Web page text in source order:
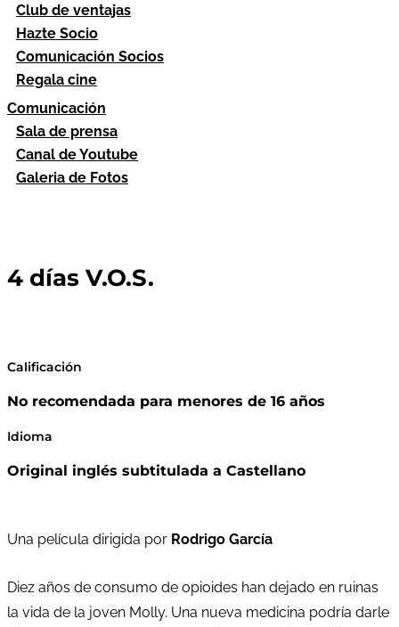
Club de ventajas
Hazte Socio
Comunicación Socios
Regala cine
Comunicación
Sala de prensa
Canal de Youtube
Galeria de Fotos
4 días V.O.S.
Calificación
No recomendada para menores de 16 años
Idioma
Original inglés subtitulada a Castellano
Una película dirigida por Rodrigo García
Diez años de consumo de opioides han dejado en ruinas
la vida de la joven Molly. Una nueva medicina podría darle